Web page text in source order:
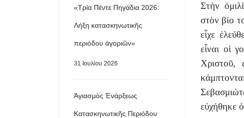
«Τρία Πέντε Πηγάδια 2026:
Λήξη κατασκηνωτικῆς
περιόδου ἀγοριῶν»
31 Ιουλίου 2026
Ἁγιασμὸς Ἐνάρξεως
Κατασκηνωτικῆς Περιόδου
Στὴν
στὸν βίο
εἶχε
εἶναι οἱ
Χριστοῦ,
εὐχήθηκε